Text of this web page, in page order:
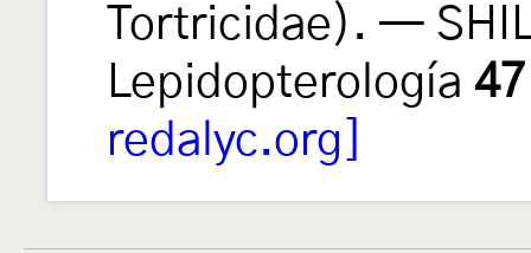
Tortricidae). —
Lepidopterología 47
redalyc.org]